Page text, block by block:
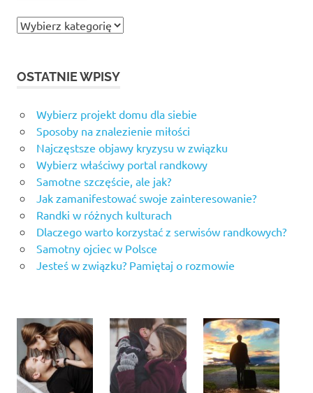
Kategorie
OSTATNIE WPISY
Wybierz projekt domu dla siebie
Sposoby na znalezienie miłości
Najczęstsze objawy kryzysu w związku
Wybierz właściwy portal randkowy
Samotne szczęście, ale jak?
Jak zamanifestować swoje zainteresowanie?
Randki w różnych kulturach
Dlaczego warto korzystać z serwisów randkowych?
Samotny ojciec w Polsce
Jesteś w związku? Pamiętaj o rozmowie